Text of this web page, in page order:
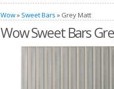
Wow» Sweet Bars » Grey Matt
Wow Sweet Bars